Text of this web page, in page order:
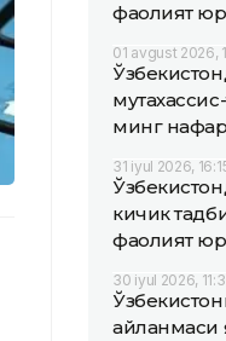
фаолият
01 avgust 2026,
мутахассис-
минг
31 iyul 2026,
кичик
фаолият
30 iyul 2026,
айланмаси